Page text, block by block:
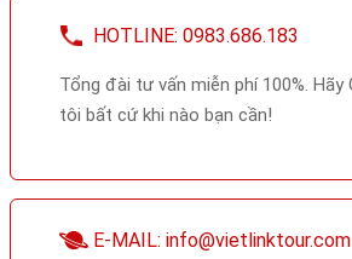
HOTLINE: 0983.686.183
Tổng đài tư vấn miễn phí 100%. Hãy
tôi bất cứ khi nào bạn cần!
E-MAIL: info@vietlinktour.com